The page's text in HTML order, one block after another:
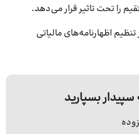
را تحت تاثیر قرار می‌دهد.
اظهارنامه‌های مالیاتی
بسپارید